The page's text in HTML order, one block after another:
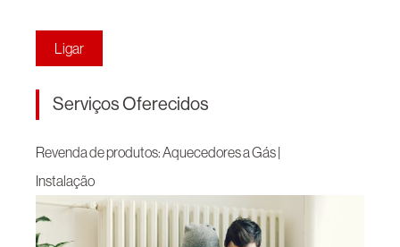
Ligar
Serviços Oferecidos
Revenda de produtos: Aquecedores a Gás |
Instalação